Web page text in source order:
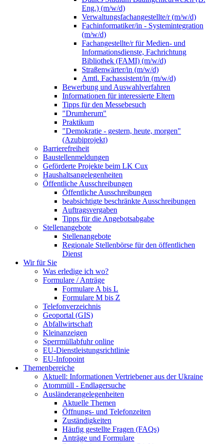
Eng.) (m/w/d)
Verwaltungsfachangestellte/r (m/w/d)
Fachinformatiker/in - Systemintegration
(m/w/d)
Fachangestellte/r für Medien- und
Informationsdienste, Fachrichtung
Bibliothek (FAMI) (m/w/d)
Straßenwärter/in (m/w/d)
Amtl. Fachassistent/in (m/w/d)
Bewerbung und Auswahlverfahren
Informationen für interessierte Eltern
Tipps für den Messebesuch
"Drumherum"
Praktikum
"Demokratie - gestern, heute, morgen"
(Azubiprojekt)
Barrierefreiheit
Baustellenmeldungen
Geförderte Projekte beim LK Cux
Haushaltsangelegenheiten
Öffentliche Ausschreibungen
Öffentliche Ausschreibungen
beabsichtigte beschränkte Ausschreibungen
Auftragsvergaben
Tipps für die Angebotsabgabe
Stellenangebote
Stellenangebote
Regionale Stellenbörse für den öffentlichen
Dienst
Wir für Sie
Was erledige ich wo?
Formulare / Anträge
Formulare A bis L
Formulare M bis Z
Telefonverzeichnis
Geoportal (GIS)
Abfallwirtschaft
Kleinanzeigen
Sperrmüllabfuhr online
EU-Dienstleistungsrichtlinie
EU-Infopoint
Themenbereiche
Aktuell: Informationen Vertriebener aus der Ukraine
Atommüll - Endlagersuche
Ausländerangelegenheiten
Aktuelle Themen
Öffnungs- und Telefonzeiten
Zuständigkeiten
Häufig gestellte Fragen (FAQs)
Anträge und Formulare